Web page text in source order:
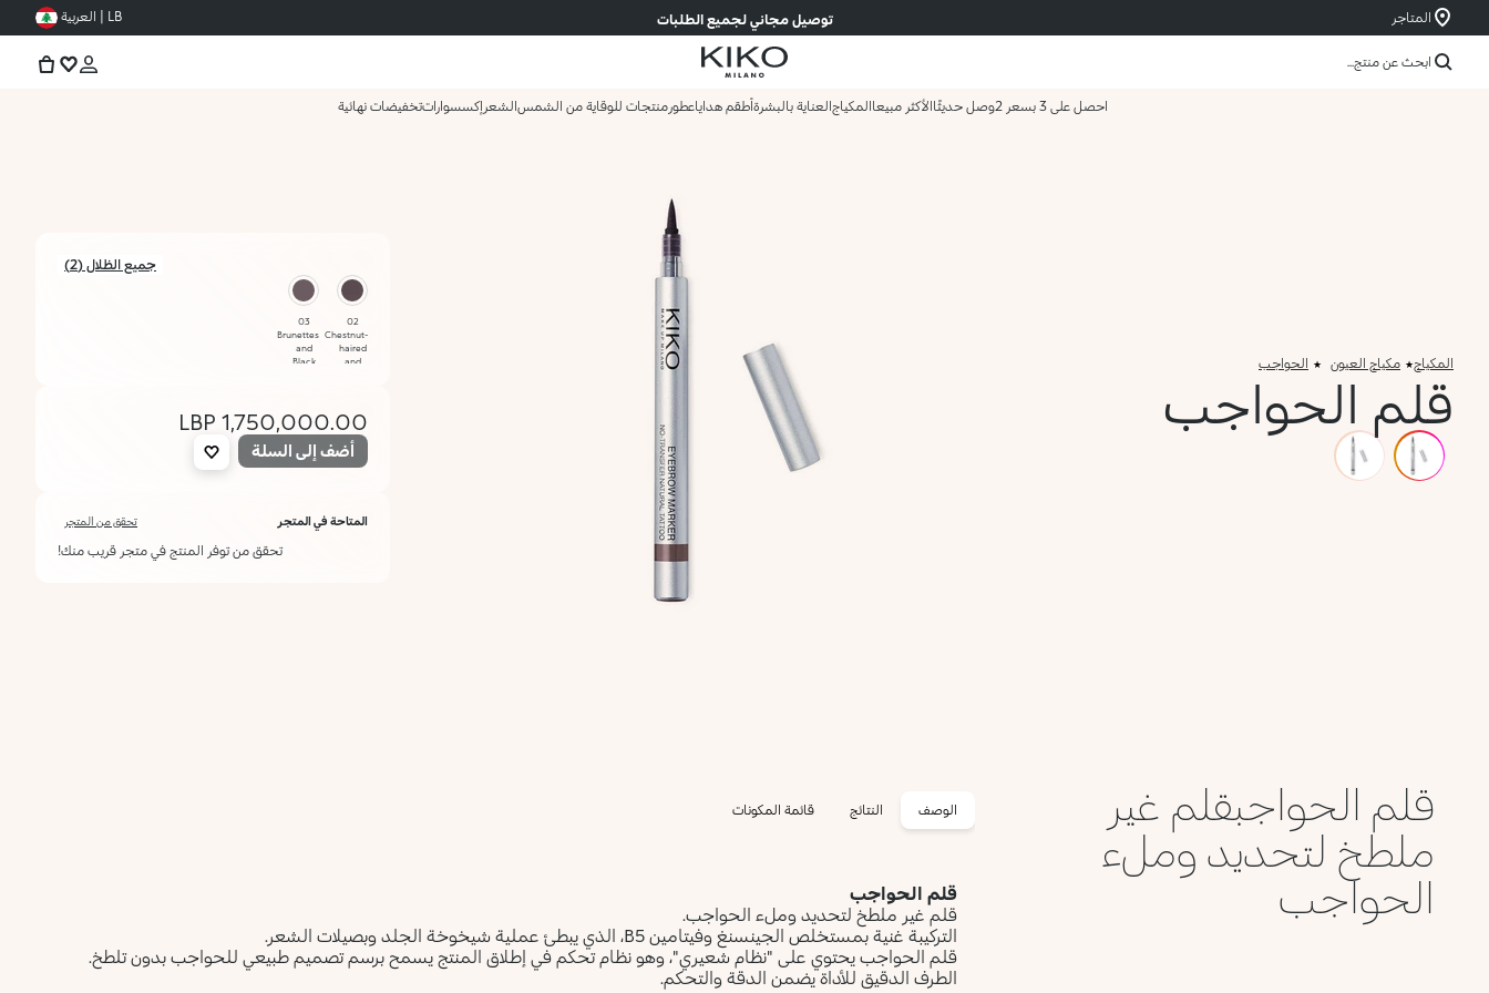
توصيل مجاني لجميع الطلبات المتاجر LB | العربية
ابحث عن منتج...
احصل على 3 بسعر 2 وصل حديثًاالأكثر مبيعاالمكياجالعناية بالبشرةأطقم هداياعطورمنتجات للوقاية من الشمسالشعر إكسسواراتتخفيضات نهائية
المكياج مكياج العيون الحواجب
قلم الحواجب
جميع الظلال (2)
02
Chestnut-
haired
and
03
Brunettes
and
Black
1,750,000.00 LBP
أضف إلى السلة
المتاحة في المتجر تحقق من المتجر
تحقق من توفر المنتج في متجر قريب منك!
قلم الحواجبقلم غير
ملطخ لتحديد وملء
الحواجب
الوصف النتائج قائمة المكونات
قلم الحواجب
قلم غير ملطخ لتحديد وملء الحواجب.
التركيبة غنية بمستخلص الجينسنغ وفيتامين B5، الذي يبطئ عملية شيخوخة الجلد وبصيلات الشعر.
قلم الحواجب يحتوي على "نظام شعيري"، وهو نظام تحكم في إطلاق المنتج يسمح برسم تصميم طبيعي للحواجب بدون تلطخ.
الطرف الدقيق للأداة يضمن الدقة والتحكم.